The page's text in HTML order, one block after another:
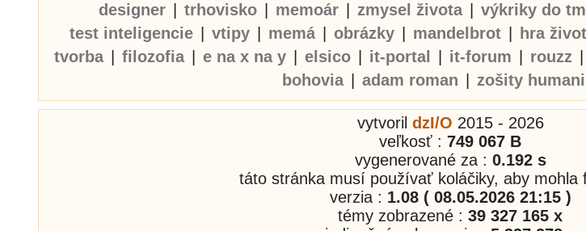
designer
trhovisko memoár zmysel života výkriky do
test inteligencie
vtipy memá obrázky mandelbrot hra život
tvorba
filozofia e na x na y elsico it-portal it-forum rouzz
bohovia
adam roman zošity
vytvoril dzI/O 2015 - 2026
veľkosť : 749 067 B
vygenerované za : 0.192 s
táto stránka musí používať koláčiky, aby mohla
verzia : 1.08 ( 08.05.2026 21:15 )
témy zobrazené : 39 327 165 x